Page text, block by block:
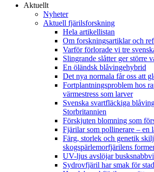
Aktuellt
Nyheter
Aktuell fjärilsforskning
Hela artikellistan
Om forskningsartiklar och
Varför förlorade vi tre
Slingrande slåtter ger större
En öländsk blåvingehybrid
Det nya normala får oss att
Fortplantningsproblem hos
värmestress som larver
Svenska svartfläckiga
Storbritannien
Förskjuten blomning som
Fjärilar som pollinerare – en
Färg, storlek och genetik
skogspärlemorfjärilens
UV-ljus avslöjar
Sydrovfjäril har smak för